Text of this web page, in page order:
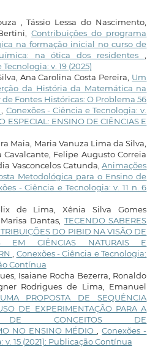
, Tássio Lessa do Nascimento,
Contribuições do programa
na formação inicial no curso de
na ótica dos residentes
v. 19 (2025)
Ana Carolina Costa Pereira, Um
da História da Matemática na
Fontes Históricas: O Problema 56
Conexões - Ciência e Tecnologia: v.
ESPECIAL: ENSINO DE CIÊNCIAS E
Maia, Maria Vanuza Lima da Silva,
Cavalcante, Felipe Augusto Correia
Vasconcelos Catunda,Animações
Metodológica para o Ensino de
- Ciência e Tecnologia: v. 11 n. 6
de Lima, Xênia Silva Gomes
Dantas, TECENDO SABERES
DO PIBID NA VISÃO DE
EM CIÊNCIAS NATURAIS E
Conexões - Ciência e Tecnologia:
Contínua
Isaiane Rocha Bezerra, Ronaldo
Rodrigues de Lima, Emanuel
UMA PROPOSTA DE SEQUÊNCIA
DE EXPERIMENTAÇÃO PARA A
DE CONCEITOS DE
NO ENSINO MÉDIO
,Conexões -
v. 15 (2021): Publicação Contínua